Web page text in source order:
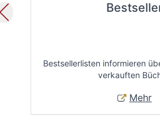
Bestsellerlisten informieren
verkauften
Mehr